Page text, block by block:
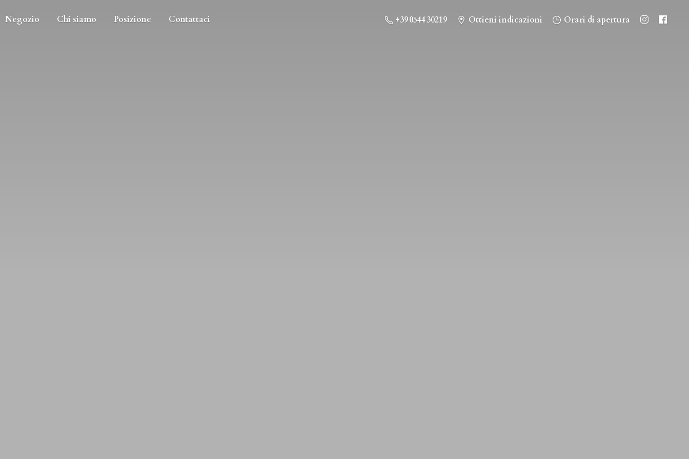
Negozio Chi siamo Posizione Contattaci +39 0544 30219 Ottieni indicazioni Orari di apertura